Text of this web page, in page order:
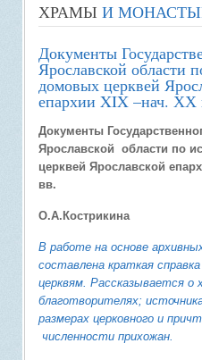
ХРАМЫ И
Документы
Ярославской области
домовых церквей
епархии XIX –нач. ХХ
Документы
Ярославской области по
церквей Ярославской
вв.
О.А.Кострикина
В работе на основе
составлена краткая
церквям. Рассказывается о
благотворителях;
размерах церковного и
численности прихожан.